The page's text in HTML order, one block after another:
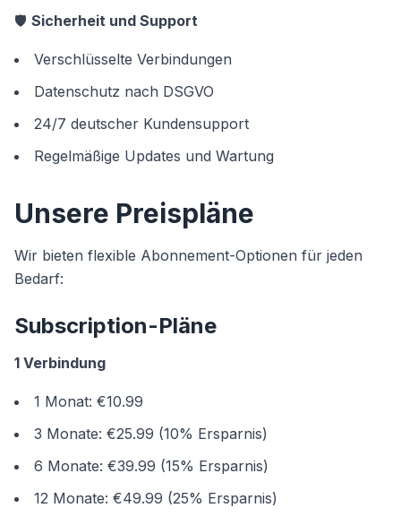
🛡️ Sicherheit und Support
Verschlüsselte Verbindungen
Datenschutz nach DSGVO
24/7 deutscher Kundensupport
Regelmäßige Updates und Wartung
Unsere Preispläne
Wir bieten flexible Abonnement-Optionen für jeden
Bedarf:
Subscription-Pläne
1 Verbindung
1 Monat: €10.99
3 Monate: €25.99 (10% Ersparnis)
6 Monate: €39.99 (15% Ersparnis)
12 Monate: €49.99 (25% Ersparnis)